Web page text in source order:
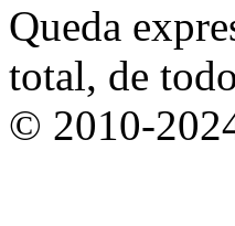
Queda
total, de
© 2010-